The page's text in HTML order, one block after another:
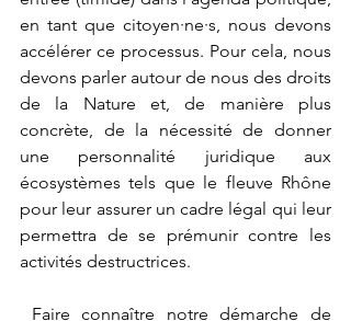
en tant que citoyen·ne·s, nous devons
accélérer ce processus. Pour cela, nous
devons parler autour de nous des droits
de la Nature et, de manière plus
concrète, de la nécessité de donner
une personnalité juridique aux
écosystèmes tels que le fleuve Rhône
pour leur assurer un cadre légal qui leur
permettra de se prémunir contre les
activités destructrices.